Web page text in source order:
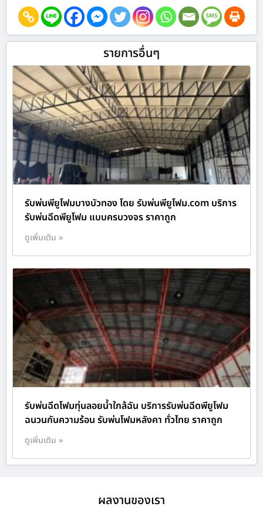
รายการอื่นๆ
รับพ่นพียูโฟมบางบัวทอง โดย รับพ่นพียูโฟม.com บริการ
รับพ่นฉีดพียูโฟม แบบครบวงจร ราคาถูก
ดูเพิ่มเติม »
รับพ่นฉีดโฟมทุ่นลอยน้ำใกล้ฉัน บริการรับพ่นฉีดพียูโฟม
ฉนวนกันความร้อน รับพ่นโฟมหลังคา ทั่วไทย ราคาถูก
ดูเพิ่มเติม »
ผลงานของเรา